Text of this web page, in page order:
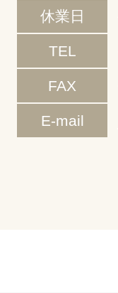
休業日
TEL
FAX
E-mail